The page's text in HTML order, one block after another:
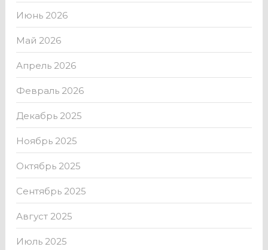
Июнь 2026
Май 2026
Апрель 2026
Февраль 2026
Декабрь 2025
Ноябрь 2025
Октябрь 2025
Сентябрь 2025
Август 2025
Июль 2025